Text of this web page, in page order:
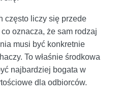
często liczy się przede
oznacza, że sam rodzaj
musi być konkretnie
To właśnie środkowa
najbardziej bogata w
dla odbiorców.